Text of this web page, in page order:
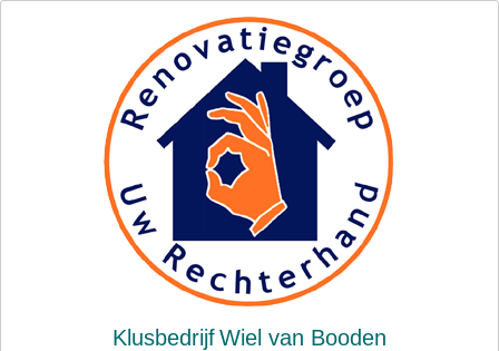
KlusbedrijfWiel van Booden